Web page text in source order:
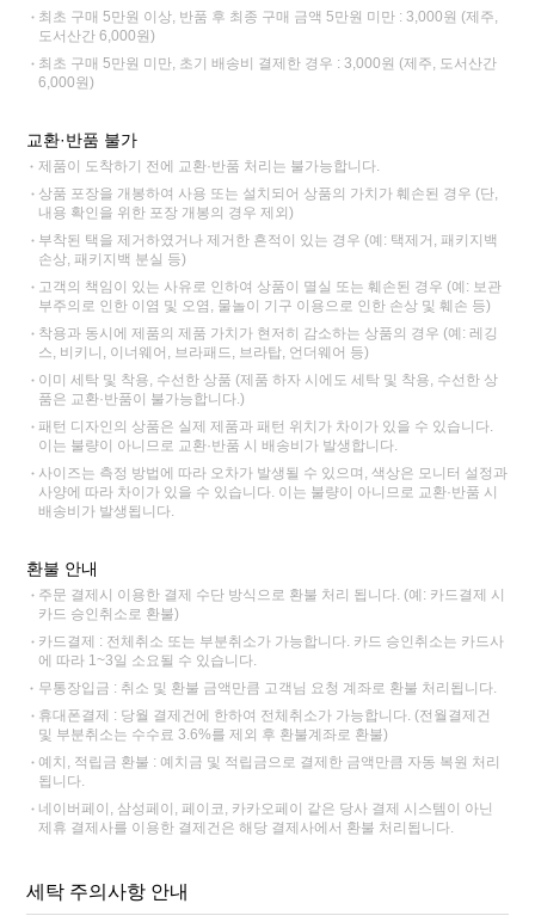
최초 구매 5만원 이상, 반품 후 최종 구매 금액 5만원 미만 : 3,000원 (제주,
도서산간 6,000원)
최초 구매 5만원 미만, 초기 배송비 결제한 경우 : 3,000원 (제주, 도서산간
6,000원)
교환·반품 불가
제품이 도착하기 전에 교환·반품 처리는 불가능합니다.
상품 포장을 개봉하여 사용 또는 설치되어 상품의 가치가 훼손된 경우 (단,
내용 확인을 위한 포장 개봉의 경우 제외)
부착된 택을 제거하였거나 제거한 흔적이 있는 경우 (예: 택제거, 패키지백
손상, 패키지백 분실 등)
고객의 책임이 있는 사유로 인하여 상품이 멸실 또는 훼손된 경우 (예: 보관
부주의로 인한 이염 및 오염, 물놀이 기구 이용으로 인한 손상 및 훼손 등)
착용과 동시에 제품의 제품 가치가 현저히 감소하는 상품의 경우 (예: 레깅
스, 비키니, 이너웨어, 브라패드, 브라탑, 언더웨어 등)
이미 세탁 및 착용, 수선한 상품 (제품 하자 시에도 세탁 및 착용, 수선한 상
품은 교환·반품이 불가능합니다.)
패턴 디자인의 상품은 실제 제품과 패턴 위치가 차이가 있을 수 있습니다.
이는 불량이 아니므로 교환·반품 시 배송비가 발생합니다.
사이즈는 측정 방법에 따라 오차가 발생될 수 있으며, 색상은 모니터 설정과
사양에 따라 차이가 있을 수 있습니다. 이는 불량이 아니므로 교환·반품 시
배송비가 발생됩니다.
환불 안내
주문 결제시 이용한 결제 수단 방식으로 환불 처리 됩니다. (예: 카드결제 시
카드 승인취소로 환불)
카드결제 : 전체취소 또는 부분취소가 가능합니다. 카드 승인취소는 카드사
에 따라 1~3일 소요될 수 있습니다.
무통장입금 : 취소 및 환불 금액만큼 고객님 요청 계좌로 환불 처리됩니다.
휴대폰결제 : 당월 결제건에 한하여 전체취소가 가능합니다. (전월결제건
및 부분취소는 수수료 3.6%를 제외 후 환불계좌로 환불)
예치, 적립금 환불 : 예치금 및 적립금으로 결제한 금액만큼 자동 복원 처리
됩니다.
네이버페이, 삼성페이, 페이코, 카카오페이 같은 당사 결제 시스템이 아닌
제휴 결제사를 이용한 결제건은 해당 결제사에서 환불 처리됩니다.
세탁 주의사항 안내